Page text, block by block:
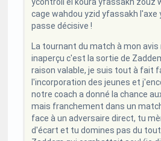
ycontroli el koura yfassakh zouz
cage wahdou yzid yfassakh l'axe
passe décisive !
La tournant du match à mon
inaperçu c'est la sortie de
raison valable, je suis tout à fait
l'incorporation des jeunes et
notre coach a donné la chance
mais franchement dans un
face à un adversaire direct, tu
d'écart et tu domines pas du